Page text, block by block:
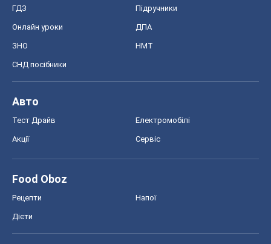
ГДЗ Підручники
Онлайн уроки ДПА
ЗНО НМТ
СНД посібники
Авто
Тест Драйв Електромобілі
Акції Сервіс
Food Oboz
Рецепти Напої
Дієти